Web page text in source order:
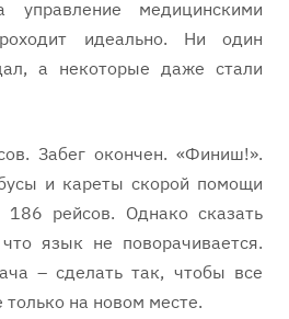
управление медицинскими
идеально. Ни один
а некоторые даже стали
Забег окончен. «Финиш!».
и кареты скорой помощи
рейсов. Однако сказать
язык не поворачивается.
– сделать так, чтобы все
на новом месте.